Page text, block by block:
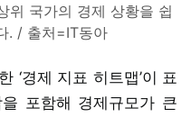
위 국가의 경제 상황을 쉽
. / 출처=IT동아
‘경제 지표 히트맵’이 표
포함해 경제규모가 큰